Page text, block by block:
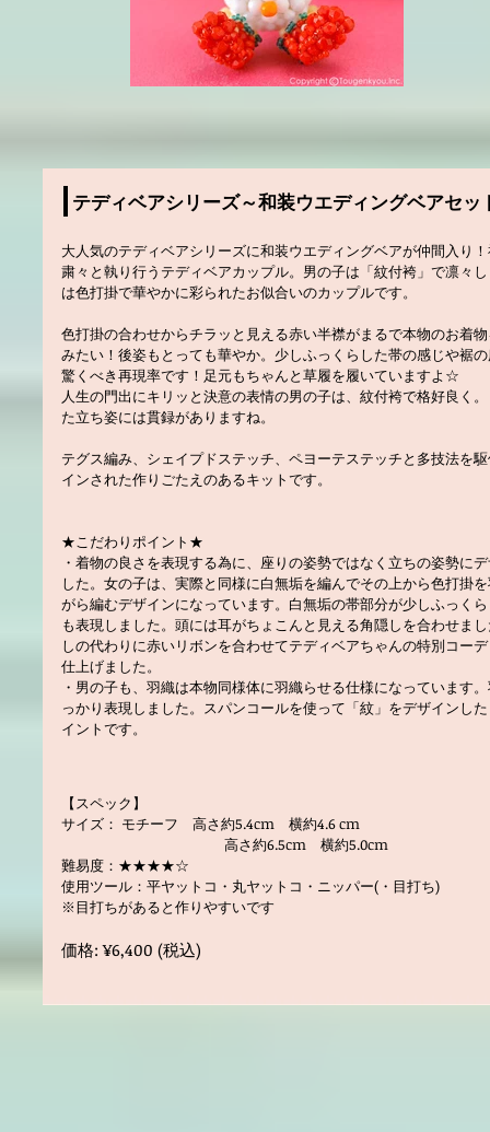
テディベアシリーズ～和装ウエディングベアセッ
大人気のテディベアシリーズに和装ウエディングベアが仲間入り
粛々と執り行うテディベアカップル。男の子は「紋付袴」で凛々
は色打掛で華やかに彩られたお似合いのカップルです。
色打掛の合わせからチラッと見える赤い半襟がまるで本物のお着
みたい！後姿もとっても華やか。少しふっくらした帯の感じや裾
驚くべき再現率です！足元もちゃんと草履を履いていますよ☆
人生の門出にキリッと決意の表情の男の子は、紋付袴で格好良く
た立ち姿には貫録がありますね。
テグス編み、シェイプドステッチ、ペヨーテステッチと多技法を
インされた作りごたえのあるキットです。
★こだわりポイント★
・着物の良さを表現する為に、座りの姿勢ではなく立ちの姿勢に
した。女の子は、実際と同様に白無垢を編んでその上から色打掛
がら編むデザインになっています。白無垢の帯部分が少しふっく
も表現しました。頭には耳がちょこんと見える角隠しを合わせま
しの代わりに赤いリボンを合わせてテディベアちゃんの特別コー
仕上げました。
・男の子も、羽織は本物同様体に羽織らせる仕様になっています
っかり表現しました。スパンコールを使って「紋」をデザインし
イントです。
【スペック】
サイズ： モチーフ 高さ約5.4cm 横約4.6 cm
高さ約6.5cm 横約5.0cm
難易度：★★★★☆
使用ツール：平ヤットコ・丸ヤットコ・ニッパー(・目打ち)
※目打ちがあると作りやすいです
価格: ¥6,400 (税込)